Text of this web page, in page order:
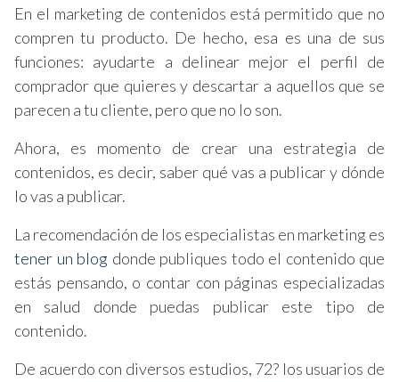
En el marketing de contenidos está permitido que no
compren tu producto. De hecho, esa es una de sus
funciones: ayudarte a delinear mejor el perfil de
comprador que quieres y descartar a aquellos que se
parecen a tu cliente, pero que no lo son.
Ahora, es momento de crear una estrategia de
contenidos, es decir, saber qué vas a publicar y dónde
lo vas a publicar.
La recomendación de los especialistas en marketing es
tener un blog donde publiques todo el contenido que
estás pensando, o contar con páginas especializadas
en salud donde puedas publicar este tipo de
contenido.
De acuerdo con diversos estudios, 72? los usuarios de